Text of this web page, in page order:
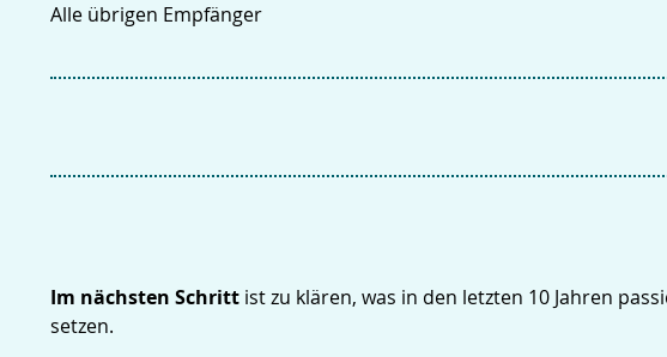
Alle übrigen Empfänger
Im nächsten Schritt ist zu klären, was in den letzten 10 Jahren
setzen.